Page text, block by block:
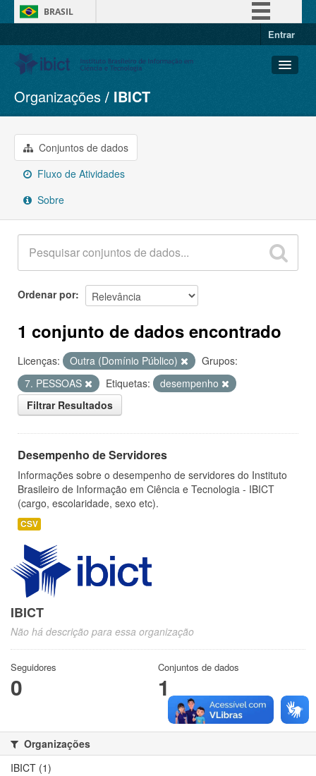
BRASIL
Entrar
Conjuntos de dados
Organizações
Grupos
Sobre
Organizações IBICT
Conjuntos de dados
Fluxo de Atividades
Sobre
Ordenar por
1 conjunto de dados encontrado
Licenças: Outra (Domínio Público)
Grupos:
7. PESSOAS
Etiquetas:
desempenho
Filtrar Resultados
Desempenho de Servidores
Informações sobre o desempenho de servidores do Instituto
Brasileiro de Informação em Ciência e Tecnologia - IBICT
(cargo, escolaridade, sexo etc).
CSV
IBICT
Não há descrição para essa organização
Seguidores
0
Conjuntos de dados
1
Organizações
IBICT (1)